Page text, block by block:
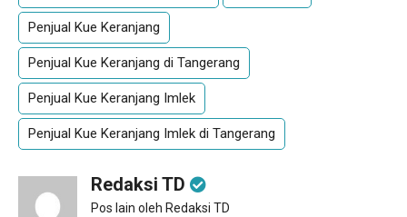
Penjual Kue Keranjang
Penjual Kue Keranjang di Tangerang
Penjual Kue Keranjang Imlek
Penjual Kue Keranjang Imlek di Tangerang
Redaksi TD
Pos lain oleh Redaksi TD